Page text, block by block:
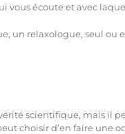
écoute et avec
un relaxologue, seul ou
vérité scientifique, mais il
choisir d’en faire une